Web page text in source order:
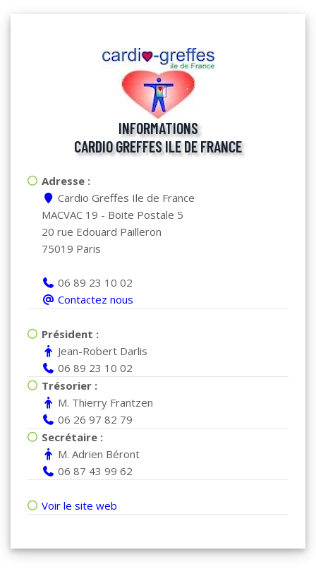
INFORMATIONS
CARDIO GREFFES ILE DE FRANCE
Adresse :
Cardio Greffes Ile de France
MACVAC 19 - Boite Postale 5
20 rue Edouard Pailleron
75019 Paris
06 89 23 10 02
Contactez nous
Président :
Jean-Robert Darlis
06 89 23 10 02
Trésorier :
M. Thierry Frantzen
06 26 97 82 79
Secrétaire :
M. Adrien Béront
06 87 43 99 62
Voir le site web